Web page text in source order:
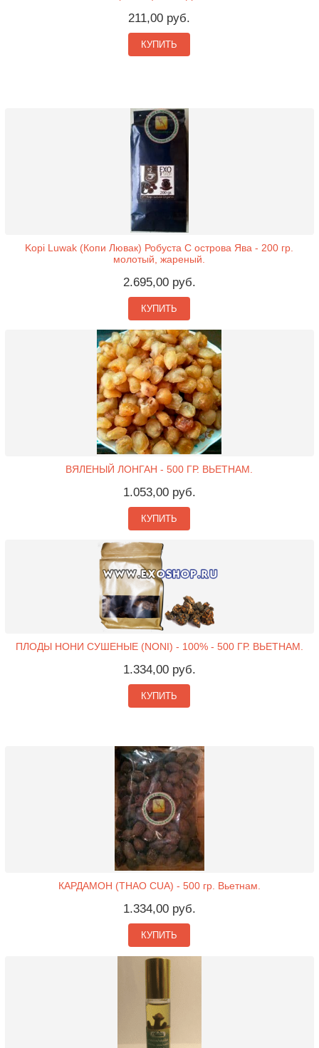
211,00 руб.
КУПИТЬ
Kopi Luwak (Копи Лювак) Робуста С острова Ява - 200 гр.
молотый, жареный.
2.695,00 руб.
КУПИТЬ
ВЯЛЕНЫЙ ЛОНГАН - 500 ГР. ВЬЕТНАМ.
1.053,00 руб.
КУПИТЬ
ПЛОДЫ НОНИ СУШЕНЫЕ (NONI) - 100% - 500 ГР. ВЬЕТНАМ.
1.334,00 руб.
КУПИТЬ
КАРДАМОН (THAO CUA) - 500 гр. Вьетнам.
1.334,00 руб.
КУПИТЬ